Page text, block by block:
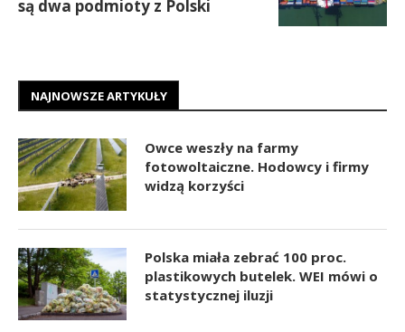
są dwa podmioty z Polski
NAJNOWSZE ARTYKUŁY
Owce weszły na farmy
fotowoltaiczne. Hodowcy i firmy
widzą korzyści
Polska miała zebrać 100 proc.
plastikowych butelek. WEI mówi o
statystycznej iluzji